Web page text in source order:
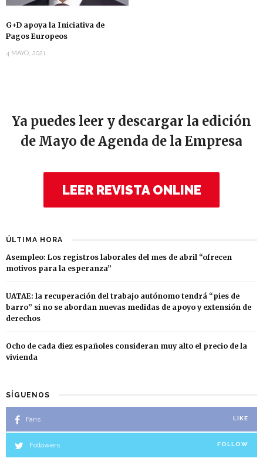
G+D apoya la Iniciativa de
Pagos Europeos
4 MAYO, 2021
Ya puedes leer y descargar la edición
de Mayo de Agenda de la Empresa
LEER REVISTA ONLINE
ÚLTIMA HORA
Asempleo: Los registros laborales del mes de abril “ofrecen
motivos para la esperanza”
UATAE: la recuperación del trabajo autónomo tendrá “pies de
barro” si no se abordan nuevas medidas de apoyo y extensión de
derechos
Ocho de cada diez españoles consideran muy alto el precio de la
vivienda
SÍGUENOS
Fans LIKE
Followers FOLLOW